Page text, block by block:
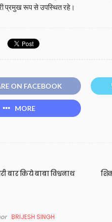
प्रमुख रूप से उपस्थित रहे।
ON FACEBOOK
MORE
बार किये बाबा विश्वनाथ
BRIJESH SINGH